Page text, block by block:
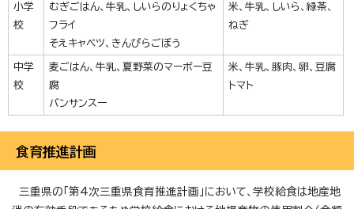
小学
校
むぎごはん、牛乳、しいらのりょくちゃ
フライ
そえキャベツ、きんぴらごぼう
米、牛乳、しいら、緑茶、
ねぎ
中学
校
麦ごはん、牛乳、夏野菜のマーボー豆
腐
バンサンスー
米、牛乳、豚肉、卵、豆腐
トマト
食育推進計画
三重県の「第4次三重県食育推進計画」において、学校給食は地産地